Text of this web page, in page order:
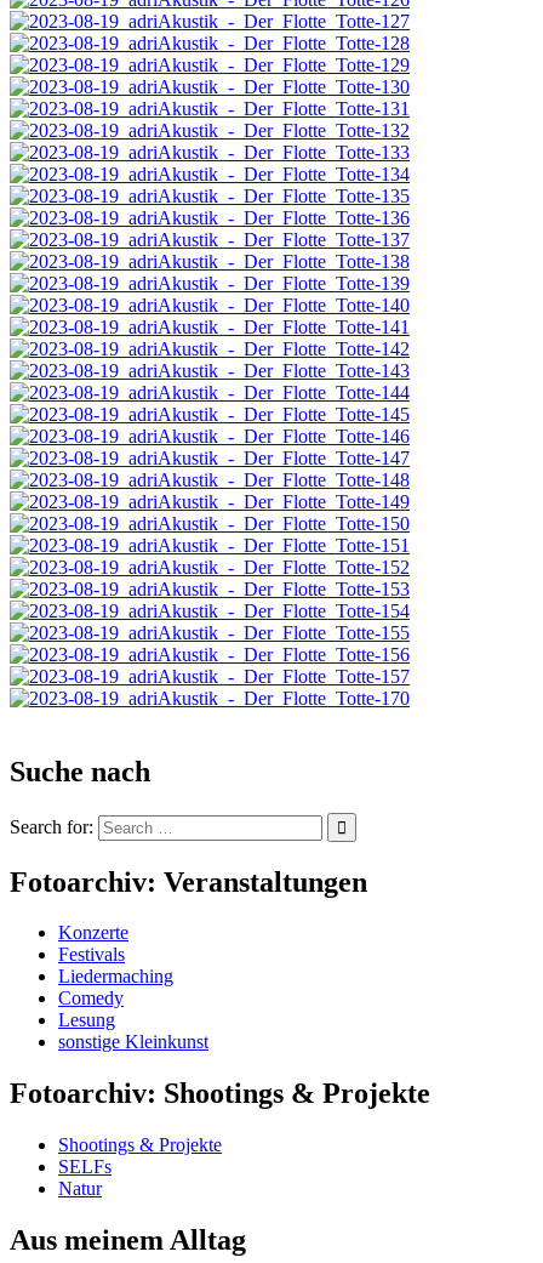
Suche nach
Search for:
Fotoarchiv: Veranstaltungen
Konzerte
Festivals
Liedermaching
Comedy
Lesung
sonstige Kleinkunst
Fotoarchiv: Shootings & Projekte
Shootings & Projekte
SELFs
Natur
Aus meinem Alltag